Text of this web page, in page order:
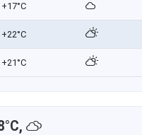
+17°C
+22°C
+21°C